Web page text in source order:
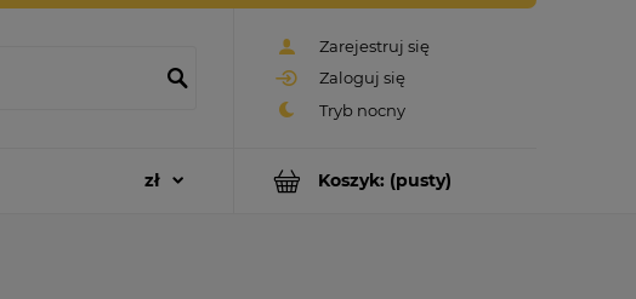
Zarejestruj się
Zaloguj się
Koszyk: (pusty)